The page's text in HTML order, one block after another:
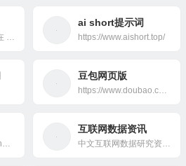
致 力 打 造 高 效 的 在 线 工 具 箱
ai short提示词
https://www.aishort.top/
豆包网页版
https://www.doubao.com/chat/
https://www.xiaozhongjishu.com/
互联网数据资讯
中文互联网数据研究资讯中心是一个专注于互联网数据研究、互联网数据调研、IT数据分析、互联网咨询机构数据、互联网权威机构，并致力为中国互联网研究和咨询及IT行业数据专业人员和决策者提供一个数据共享平台。这里是